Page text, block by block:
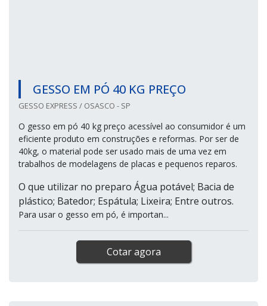
GESSO EM PÓ 40 KG PREÇO
GESSO EXPRESS / OSASCO - SP
O gesso em pó 40 kg preço acessível ao consumidor é um
eficiente produto em construções e reformas. Por ser de
40kg, o material pode ser usado mais de uma vez em
trabalhos de modelagens de placas e pequenos reparos.
O que utilizar no preparo Água potável; Bacia de
plástico; Batedor; Espátula; Lixeira; Entre outros.
Para usar o gesso em pó, é importan...
Cotar agora